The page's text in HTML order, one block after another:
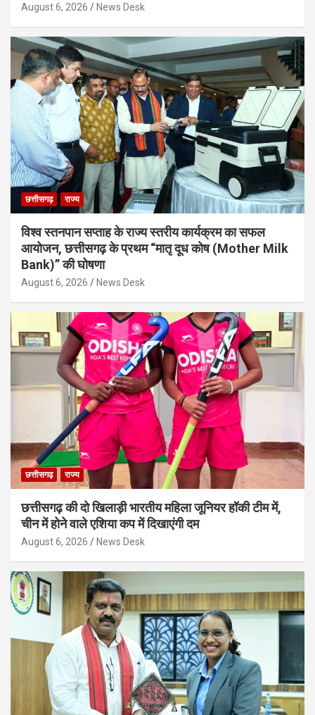
August 6, 2026 News Desk
छत्तीसगढ़ राज्य
विश्व स्तनपान सप्ताह के राज्य स्तरीय कार्यक्रम का सफल
आयोजन, छत्तीसगढ़ के प्रथम “मातृ दूध कोष (Mother Milk
Bank)” की घोषणा
August 6, 2026 News Desk
छत्तीसगढ़ राज्य
छत्तीसगढ़ की दो खिलाड़ी भारतीय महिला जूनियर हॉकी टीम में,
चीन में होने वाले एशिया कप में दिखाएंगी दम
August 6, 2026 News Desk